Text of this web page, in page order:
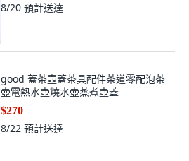
8/20 預計送達
good 蓋茶壺蓋茶具配件茶道零配泡茶
壺電熱水壺燒水壺蒸煮壺蓋
$270
8/22 預計送達